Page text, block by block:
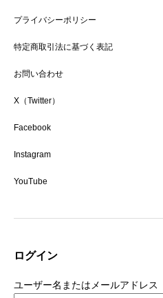
プライバシーポリシー
特定商取引法に基づく表記
お問い合わせ
X（Twitter）
Facebook
Instagram
YouTube
ログイン
ユーザー名またはメールアドレス